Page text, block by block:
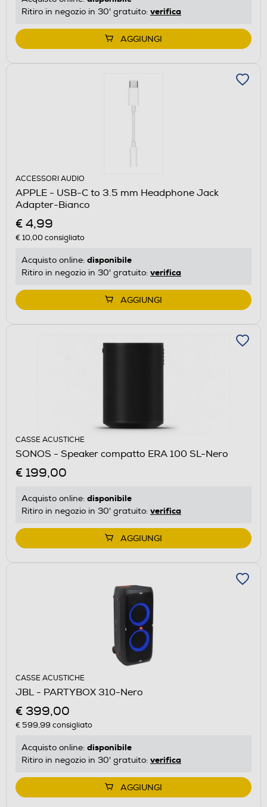
Ritiro in negozio in 30' gratuito: verifica
AGGIUNGI
ACCESSORI AUDIO
APPLE - USB-C to 3.5 mm Headphone Jack
Adapter-Bianco
€ 4,99
€ 10,00consigliato
Acquisto online: disponibile
Ritiro in negozio in 30' gratuito: verifica
AGGIUNGI
CASSE ACUSTICHE
SONOS - Speaker compatto ERA 100 SL-Nero
€ 199,00
Acquisto online: disponibile
Ritiro in negozio in 30' gratuito: verifica
AGGIUNGI
CASSE ACUSTICHE
JBL - PARTYBOX 310-Nero
€ 399,00
€ 599,99 consigliato
Acquisto online: disponibile
Ritiro in negozio in 30' gratuito: verifica
AGGIUNGI